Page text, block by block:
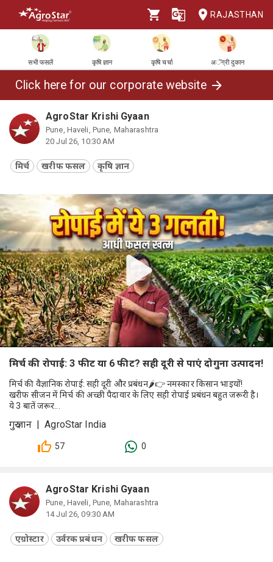
RAJASTHAN
सभी फसलें कृषि ज्ञान कृषि चर्चा अॅग्री दुकान
Click here for our corporate website
AgroStar Krishi Gyaan
Pune, Haveli, Pune, Maharashtra
20 Jul 26, 10:30 AM
मिर्च खरीफ फसल कृषि ज्ञान
मिर्च की रोपाई: 3 फीट या 6 फीट? सही दूरी से पाएं दोगुना उत्पादन!
मिर्च की वैज्ञानिक रोपाई: सही दूरी और प्रबंधन🌶️👉 नमस्कार किसान भाइयों!
खरीफ सीजन में मिर्च की अच्छी पैदावार के लिए सही रोपाई प्रबंधन बहुत जरूरी है।
ये 3 बातें जरूर...
गुरु ज्ञान | AgroStar India
57 0
AgroStar Krishi Gyaan
Pune, Haveli, Pune, Maharashtra
14 Jul 26, 09:30 AM
एग्रोस्टार उर्वरक प्रबंधन खरीफ फसल